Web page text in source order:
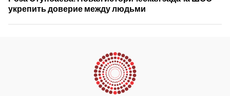
укрепить доверие между людьми